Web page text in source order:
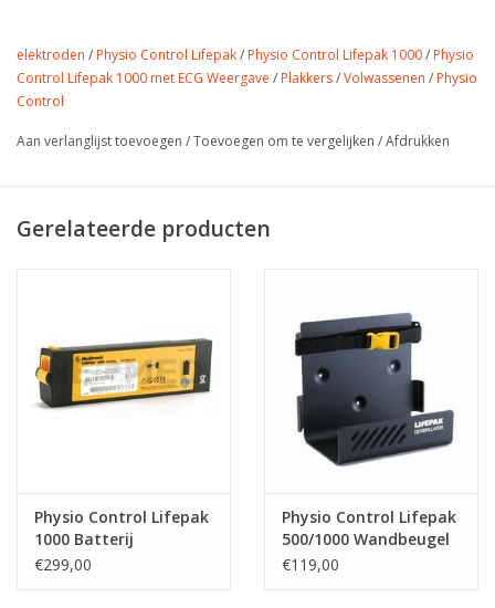
elektroden / Physio Control Lifepak/ Physio Control Lifepak 1000/ Physio
Control Lifepak 1000 met ECG Weergave / Plakkers/Volwassenen / Physio
Control
Aan verlanglijst toevoegen /Toevoegen om te vergelijken /Afdrukken
Gerelateerde producten
Physio Control Lifepak
1000 Batterij
€299,00
Physio Control Lifepak
500/1000 Wandbeugel
€119,00